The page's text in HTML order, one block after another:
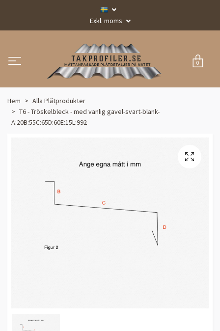
Exkl. moms
0
Hem
Alla Plåtprodukter
T6 - Tröskelbleck - med vanlig gavel-svart-blank-
A:20B:55C:65D:60E:15L:992